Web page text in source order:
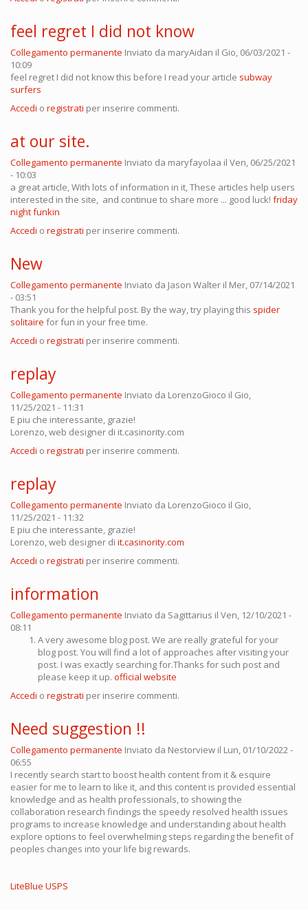
feel regret I did not know
Collegamento permanente Inviato da maryAidan il Gio, 06/03/2021 -
10:09
feel regret I did not know this before I read your article subway
surfers
Accedi o registrati per inserire commenti.
at our site.
Collegamento permanente Inviato da maryfayolaa il Ven, 06/25/2021
- 10:03
a great article, With lots of information in it, These articles help users
interested in the site, and continue to share more ... good luck! friday
night funkin
Accedi o registrati per inserire commenti.
New
Collegamento permanente Inviato da Jason Walter il Mer, 07/14/2021
- 03:51
Thank you for the helpful post. By the way, try playing this spider
solitaire for fun in your free time.
Accedi o registrati per inserire commenti.
replay
Collegamento permanente Inviato da LorenzoGioco il Gio,
11/25/2021 - 11:31
E piu che interessante, grazie!
Lorenzo, web designer di it.casinority.com
Accedi o registrati per inserire commenti.
replay
Collegamento permanente Inviato da LorenzoGioco il Gio,
11/25/2021 - 11:32
E piu che interessante, grazie!
Lorenzo, web designer di it.casinority.com
Accedi o registrati per inserire commenti.
information
Collegamento permanente Inviato da Sagittarius il Ven, 12/10/2021 -
08:11
A very awesome blog post. We are really grateful for your
blog post. You will find a lot of approaches after visiting your
post. I was exactly searching for.Thanks for such post and
please keep it up. official website
Accedi o registrati per inserire commenti.
Need suggestion !!
Collegamento permanente Inviato da Nestorview il Lun, 01/10/2022 -
06:55
I recently search start to boost health content from it & esquire
easier for me to learn to like it, and this content is provided essential
knowledge and as health professionals, to showing the
collaboration research findings the speedy resolved health issues
programs to increase knowledge and understanding about health
explore options to feel overwhelming steps regarding the benefit of
peoples changes into your life big rewards.
LiteBlue USPS